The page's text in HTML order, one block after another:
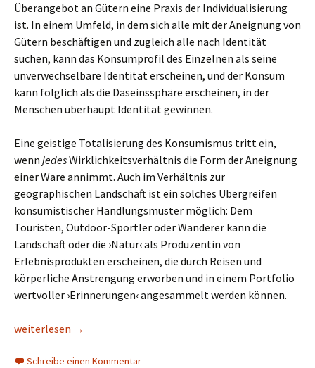
Überangebot an Gütern eine Praxis der Individualisierung
ist. In einem Umfeld, in dem sich alle mit der Aneignung von
Gütern beschäftigen und zugleich alle nach Identität
suchen, kann das Konsumprofil des Einzelnen als seine
unverwechselbare Identität erscheinen, und der Konsum
kann folglich als die Daseinssphäre erscheinen, in der
Menschen überhaupt Identität gewinnen.
Eine geistige Totalisierung des Konsumismus tritt ein,
wenn jedesWirklichkeitsverhältnis die Form der Aneignung
einer Ware annimmt. Auch im Verhältnis zur
geographischen Landschaft ist ein solches Übergreifen
konsumistischer Handlungsmuster möglich: Dem
Touristen, Outdoor-Sportler oder Wanderer kann die
Landschaft oder die ›Natur‹ als Produzentin von
Erlebnisprodukten erscheinen, die durch Reisen und
körperliche Anstrengung erworben und in einem Portfolio
wertvoller ›Erinnerungen‹ angesammelt werden können.
Exploration und Konsum: Landschaftswahrnehmung beim
weiterlesen →
Schreibe einen Kommentar